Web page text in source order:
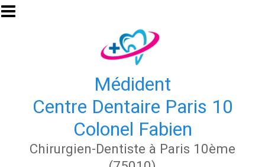
Aller au contenu principal
Médident
Centre Dentaire Paris 10
Colonel Fabien
Chirurgien-Dentiste à Paris 10ème